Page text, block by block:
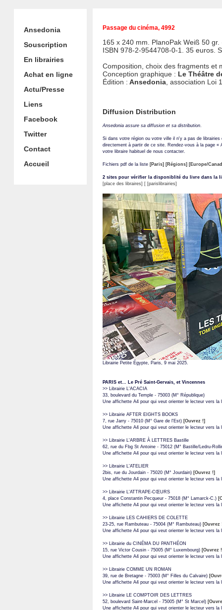
Passage du cinéma, 4992
165 x 240 mm. PlanoPak Weiß 50
ISBN 978-2-9544708-0-1. 35 euros.
Composition, choix des fragments et
Conception graphique : Le Théâtre
Édition : Ansedonia , association Loi
Diffusion Distribution
Ansedonia assure sa diffusion et sa distribution.
Si dans votre région ou votre ville il n'y a pas de
directement à partir de ce site. Rendez-vous à la page «
votre libraire habituel de nous contacter.
Fichiers pdf de la liste [Paris] [Régions] [Europe/
2 sites pour vérifier la disponiblité du livre dans la
[place des libraires] [ [parislibrairies]
Librairie Petite Égypte, Paris, 9 mai 2025.
PARIS et… Le Pré Saint-Gervais, et Vincennes
>> Librairie L'ACACIA
33, boulevard du Temple - 75003 (M° République)
Une affichette A4 pour qui veut orienter le lecteur vers la
>> Librairie AFTER EIGHTS BOOKS
7, rue Jarry - 75010 (M° Gare de l'Est) [Ouvrez !]
Une affichette A4 pour qui veut orienter le lecteur vers la
>> Librairie L'ARBRE À LETTRES Bastille
62, rue du Fbg St Antoine - 75012 (M° Bastille/Ledru-
Une affichette A4 pour qui veut orienter le lecteur vers la
>> Librairie L'ATELIER
2bis, rue du Jourdain - 75020 (M° Jourdain) [Ouvrez !]
Une affichette A4 pour qui veut orienter le lecteur vers la
>> Librairie L'ATTRAPE-CŒURS
4, place Constantin Pecqueur - 75018 (M° Lamarck-C.)
Une affichette A4 pour qui veut orienter le lecteur vers la
>> Librairie LES CAHIERS DE COLETTE
23-25, rue Rambuteau - 75004 (M° Rambuteau) [Ouvrez
Une affichette A4 pour qui veut orienter le lecteur vers la
>> Librairie du CINÉMA DU PANTHÉON
15, rue Victor Cousin - 75005 (M° Luxembourg) [Ouvrez
Une affichette A4 pour qui veut orienter le lecteur vers la
>> Librairie COMME UN ROMAN
39, rue de Bretagne - 75003 (M° Filles du Calvaire)
Une affichette A4 pour qui veut orienter le lecteur vers la
>> Librairie LE COMPTOIR DES LETTRES
52, boulevard Saint-Marcel - 75005 (M° St Marcel)
Une affichette A4 pour qui veut orienter le lecteur vers la
Ansedonia
Souscription
En librairies
Achat en ligne
Actu/Presse
Liens
Facebook
Twitter
Contact
Accueil